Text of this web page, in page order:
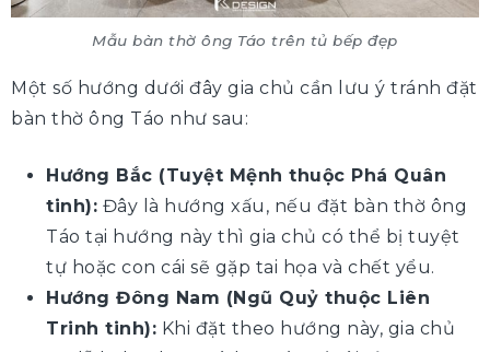
Mẫu bàn thờ ông Táo trên tủ bếp đẹp
Một số hướng dưới đây gia chủ cần lưu ý tránh đặt
bàn thờ ông Táo như sau:
Hướng Bắc (Tuyệt Mệnh thuộc Phá Quân
tinh): Đây là hướng xấu, nếu đặt bàn thờ ông
Táo tại hướng này thì gia chủ có thể bị tuyệt
tự hoặc con cái sẽ gặp tai họa và chết yểu.
Hướng Đông Nam (Ngũ Quỷ thuộc Liên
Trinh tinh): Khi đặt theo hướng này, gia chủ